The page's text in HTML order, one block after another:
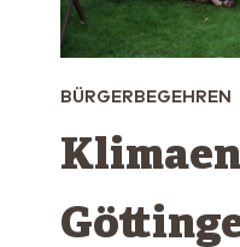
BÜRGERBEGEHREN